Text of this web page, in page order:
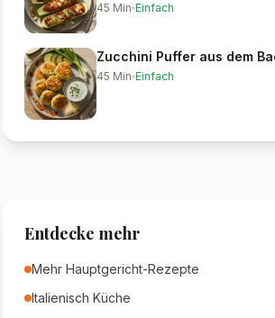
45 Min Einfach
Zucchini Puffer aus dem
45 Min Einfach
Entdecke mehr
Mehr Hauptgericht-Rezepte
Italienisch Küche